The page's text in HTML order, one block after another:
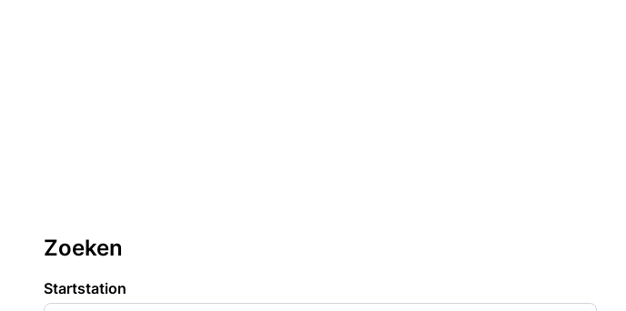
Zoeken
Startstation